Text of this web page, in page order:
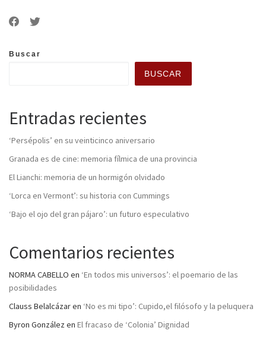
Buscar
BUSCAR
Entradas recientes
‘Persépolis’ en su veinticinco aniversario
Granada es de cine: memoria fílmica de una provincia
El Lianchi: memoria de un hormigón olvidado
‘Lorca en Vermont’: su historia con Cummings
‘Bajo el ojo del gran pájaro’: un futuro especulativo
Comentarios recientes
NORMA CABELLO en ‘En todos mis universos’: el poemario de las
posibilidades
Clauss Belalcázaren ‘No es mi tipo’: Cupido,el filósofo y la peluquera
Byron González en El fracaso de ‘Colonia’ Dignidad